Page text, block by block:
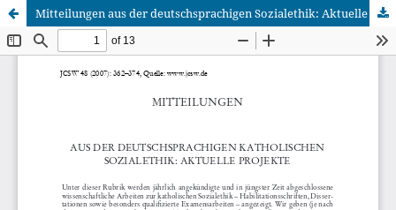
Mitteilungen aus der deutschsprachigen Sozialethik: Aktuelle Projekte